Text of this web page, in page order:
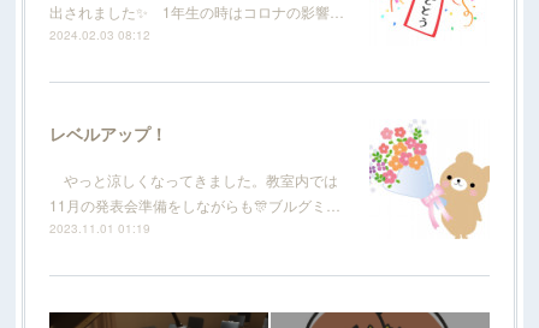
出されました✨ 1年生の時はコロナの影響…
2024.02.03 08:12
レベルアップ！
やっと涼しくなってきました。教室内では
11月の発表会準備をしながらも🎊ブルグミ…
2023.11.01 01:19